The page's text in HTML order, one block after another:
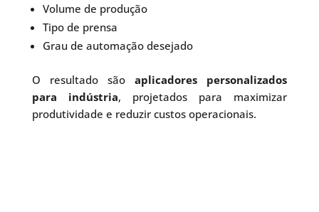
Volume de produção
Tipo de prensa
Grau de automação desejado
O resultado sãoaplicadores personalizados
para indústria, projetados para maximizar
produtividade e reduzir custos operacionais.